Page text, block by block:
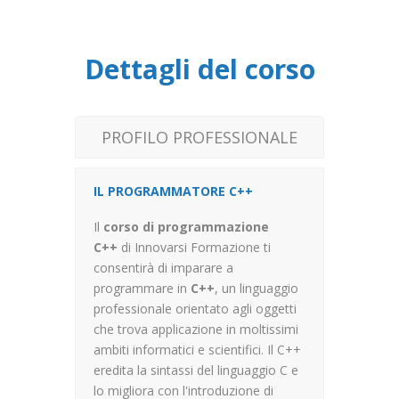
Dettagli del corso
PROFILO PROFESSIONALE
IL PROGRAMMATORE C++
Il corso di programmazione
C++ di Innovarsi Formazione ti
consentirà di imparare a
programmare in C++, un linguaggio
professionale orientato agli oggetti
che trova applicazione in moltissimi
ambiti informatici e scientifici. Il C++
eredita la sintassi del linguaggio C e
lo migliora con l'introduzione di